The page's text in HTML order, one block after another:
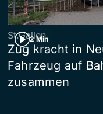
2 Min
St.Gallen
Zug kracht in
Fahrzeug auf
zusammen